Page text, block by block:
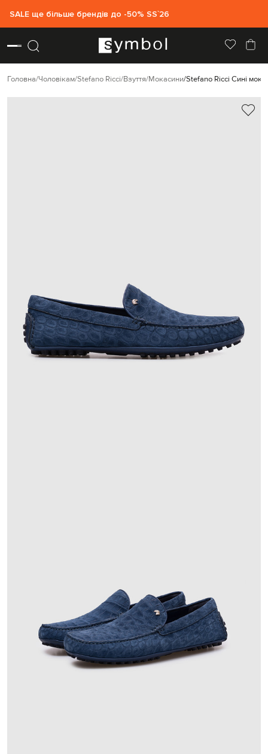
SALE ще більше брендів до -50% SS`26
Головна Чоловікам Stefano Ricci Взуття Мокасини Stefano Ricci Сині